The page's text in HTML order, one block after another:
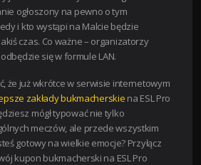
ogłoszony na pewno o tym
i kto wystąpi na Malcie będzie
czas. Co ważne – organizatorzy
się w formule LAN.
że już wkrótce w serwisie internetowym
zakłady bukmacherskie na ESL Pro
mógł typować nie tylko
meczów, ale przede wszystkim
gotowy na wielkie emocje? Przyłącz
kupon bukmacherski na ESL Pro